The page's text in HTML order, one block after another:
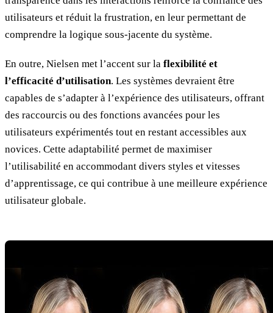
utilisateurs et réduit la frustration, en leur permettant de
comprendre la logique sous-jacente du système.
En outre, Nielsen met l’accent sur la flexibilité et
l’efficacité d’utilisation. Les systèmes devraient être
capables de s’adapter à l’expérience des utilisateurs, offrant
des raccourcis ou des fonctions avancées pour les
utilisateurs expérimentés tout en restant accessibles aux
novices. Cette adaptabilité permet de maximiser
l’utilisabilité en accommodant divers styles et vitesses
d’apprentissage, ce qui contribue à une meilleure expérience
utilisateur globale.